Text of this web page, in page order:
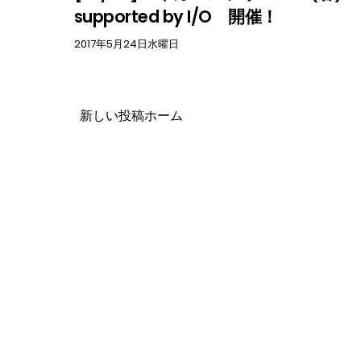
supported by I/O 開催！
2017年5月24日水曜日
新しい投稿ホーム